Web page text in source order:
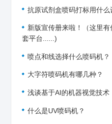
抗原试剂盒喷码打标用什么
新版宣传册来啦！（这里
套平台......)
喷点和线选择什么喷码机？
大字符喷码机有哪几种？
浅谈基于AI的机器视觉技术
什么是UV喷码机？